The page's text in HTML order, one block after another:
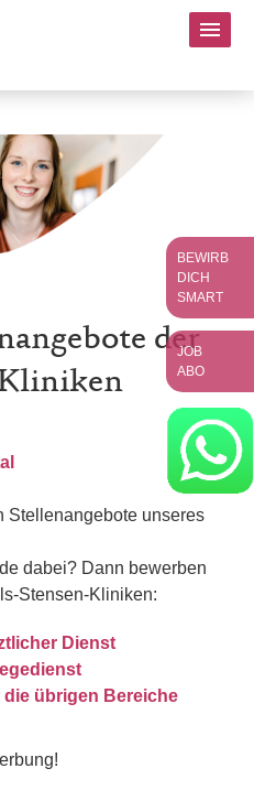
der
Stellenangebote unseres
dabei? Dann bewerben
Stensen-Kliniken:
Dienst
übrigen Bereiche
BEWIRB
DICH
SMART
JOB
ABO